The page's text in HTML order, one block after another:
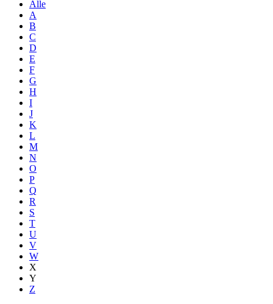
Alle
A
B
C
D
E
F
G
H
I
J
K
L
M
N
O
P
Q
R
S
T
U
V
W
X
Y
Z